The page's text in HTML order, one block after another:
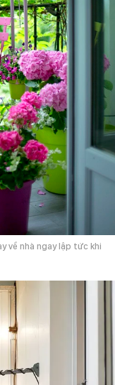
về nhà ngay lập tức khi